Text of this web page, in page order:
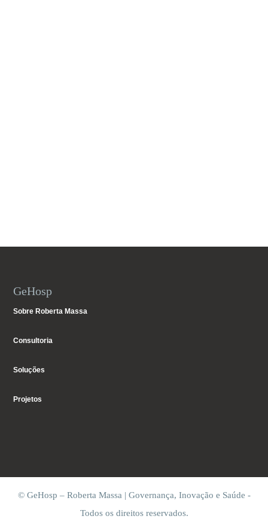
GeHosp
Sobre Roberta Massa
Consultoria
Soluções
Projetos
© GeHosp – Roberta Massa | Governança, Inovação e Saúde -
Todos os direitos reservados.